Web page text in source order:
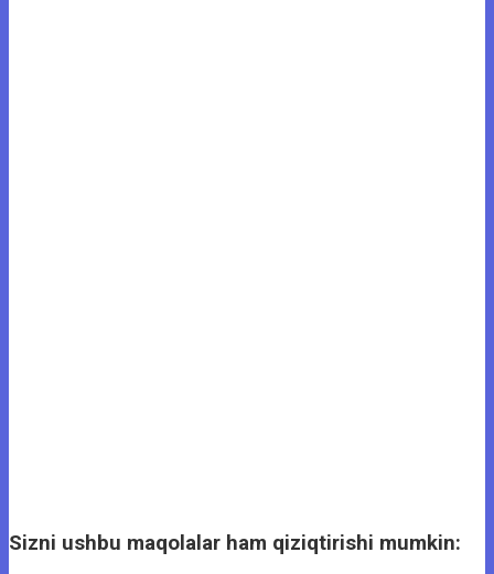
Sizni ushbu maqolalar ham qiziqtirishi mumkin: